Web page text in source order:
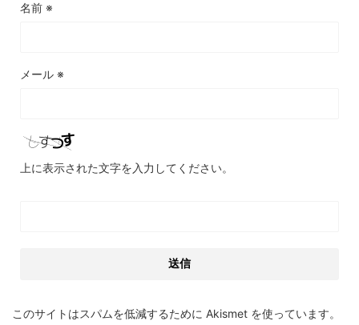
名前 ※
メール ※
上に表示された文字を入力してください。
このサイトはスパムを低減するために Akismet を使っています。